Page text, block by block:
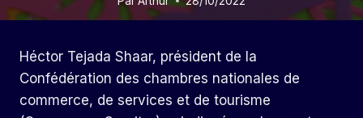
Héctor Tejada Shaar, président de la
Confédération des chambres nationales de
commerce, de services et de tourisme